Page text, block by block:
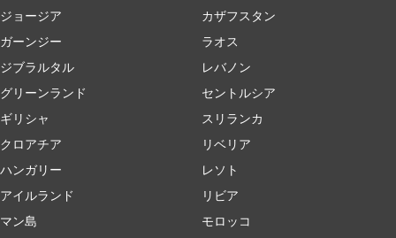
ジョージア
ガーンジー
ジブラルタル
グリーンランド
ギリシャ
クロアチア
ハンガリー
アイルランド
マン島
カザフスタン
ラオス
レバノン
セントルシア
スリランカ
リベリア
レソト
リビア
モロッコ